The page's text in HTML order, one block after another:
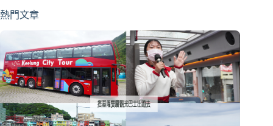
熱門文章